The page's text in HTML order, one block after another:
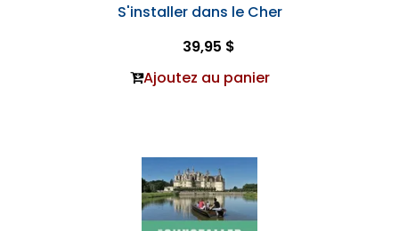
S'installer dans le Cher
39,95 $
Ajoutez au panier